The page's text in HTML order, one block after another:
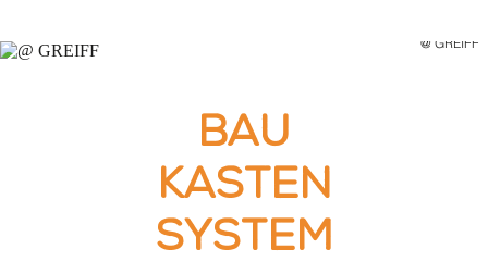
@ GREIFF
Bau
Kasten
System